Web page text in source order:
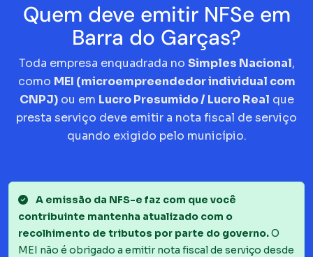
Quem deve emitir NFSe em
Barra do Garças?
Toda empresa enquadrada no Simples Nacional,
como MEI (microempreendedor individual com
CNPJ)ou em Lucro Presumido / Lucro Real que
presta serviço deve emitir a nota fiscal de serviço
quando exigido pelo município.
A emissão da NFS-e faz com que você
contribuinte mantenha atualizado com o
recolhimento de tributos por parte do governo.O
MEI não é obrigado a emitir nota fiscal de serviço desde